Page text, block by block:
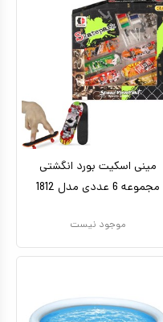
مینی اسکیت‌ بورد انگشتی
مجموعه 6 عددی مدل 1812
موجود نیست